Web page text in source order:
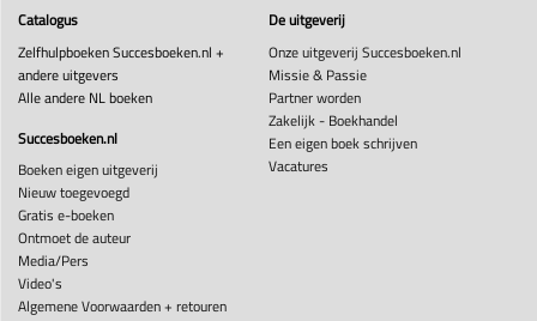
Catalogus
Zelfhulpboeken Succesboeken.nl +
andere uitgevers
Alle andere NL boeken
Succesboeken.nl
Boeken eigen uitgeverij
Nieuw toegevoegd
Gratis e-boeken
Ontmoet de auteur
Media/Pers
Video's
Algemene Voorwaarden + retouren
De uitgeverij
Onze uitgeverij Succesboeken.nl
Missie & Passie
Partner worden
Zakelijk - Boekhandel
Een eigen boek schrijven
Vacatures